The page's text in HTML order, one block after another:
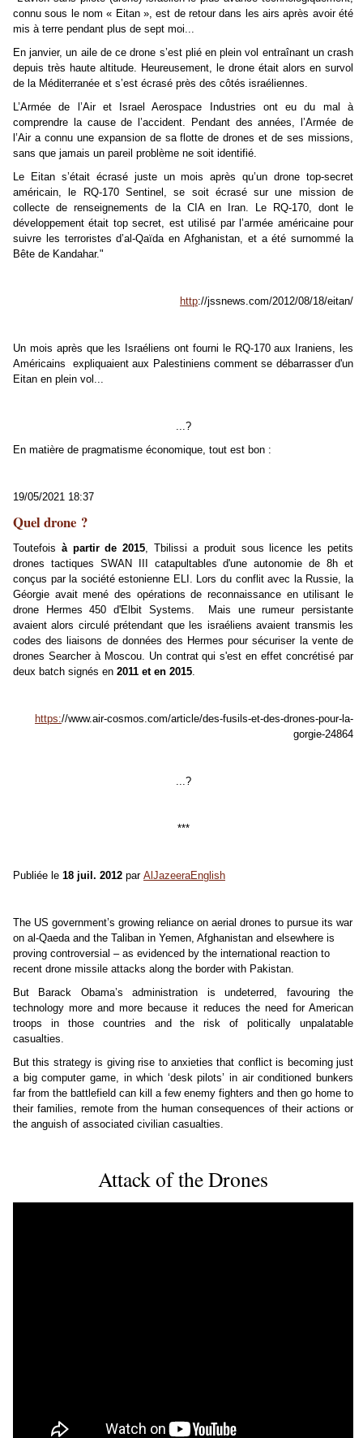
connu sous le nom « Eitan », est de retour dans les airs après avoir été
mis à terre pendant plus de sept moi...
En janvier, un aile de ce drone s’est plié en plein vol entraînant un crash
depuis très haute altitude. Heureusement, le drone était alors en survol
de la Méditerranée et s’est écrasé près des côtés israéliennes.
L’Armée de l’Air et Israel Aerospace Industries ont eu du mal à
comprendre la cause de l’accident. Pendant des années, l’Armée de
l’Air a connu une expansion de sa flotte de drones et de ses missions,
sans que jamais un pareil problème ne soit identifié.
Le Eitan s’était écrasé juste un mois après qu’un drone top-secret
américain, le RQ-170 Sentinel, se soit écrasé sur une mission de
collecte de renseignements de la CIA en Iran. Le RQ-170, dont le
développement était top secret, est utilisé par l’armée américaine pour
suivre les terroristes d’al-Qaïda en Afghanistan, et a été surnommé la
Bête de Kandahar."
http://jssnews.com/2012/08/18/eitan/
Un mois après que les Israéliens ont fourni le RQ-170 aux Iraniens, les
Américains expliquaient aux Palestiniens comment se débarrasser d'un
Eitan en plein vol...
...?
En matière de pragmatisme économique, tout est bon :
19/05/2021 18:37
Quel drone ?
Toutefois à partir de 2015, Tbilissi a produit sous licence les petits
drones tactiques SWAN III catapultables d'une autonomie de 8h et
conçus par la société estonienne ELI. Lors du conflit avec la Russie, la
Géorgie avait mené des opérations de reconnaissance en utilisant le
drone Hermes 450 d'Elbit Systems. Mais une rumeur persistante
avaient alors circulé prétendant que les israéliens avaient transmis les
codes des liaisons de données des Hermes pour sécuriser la vente de
drones Searcher à Moscou. Un contrat qui s'est en effet concrétisé par
deux batch signés en 2011 et en 2015.
https://www.air-cosmos.com/article/des-fusils-et-des-drones-pour-la-
gorgie-24864
...?
***
Publiée le 18 juil. 2012 par AlJazeeraEnglish
The US government’s growing reliance on aerial drones to pursue its war
on al-Qaeda and the Taliban in Yemen, Afghanistan and elsewhere is
proving controversial – as evidenced by the international reaction to
recent drone missile attacks along the border with Pakistan.
But Barack Obama’s administration is undeterred, favouring the
technology more and more because it reduces the need for American
troops in those countries and the risk of politically unpalatable
casualties.
But this strategy is giving rise to anxieties that conflict is becoming just
a big computer game, in which ‘desk pilots’ in air conditioned bunkers
far from the battlefield can kill a few enemy fighters and then go home to
their families, remote from the human consequences of their actions or
the anguish of associated civilian casualties.
Attack of the Drones